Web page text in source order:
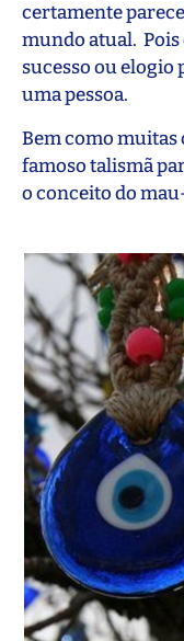
certamente
mundo atual. Pois
sucesso ou
uma pessoa.
Bem como muitas
famoso talismã
o conceito do